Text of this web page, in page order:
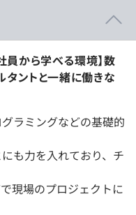
員から学べる環境】数
タントと一緒に働きな
ラミングなどの基礎的
も力を入れており、チ
現場のプロジェクトに